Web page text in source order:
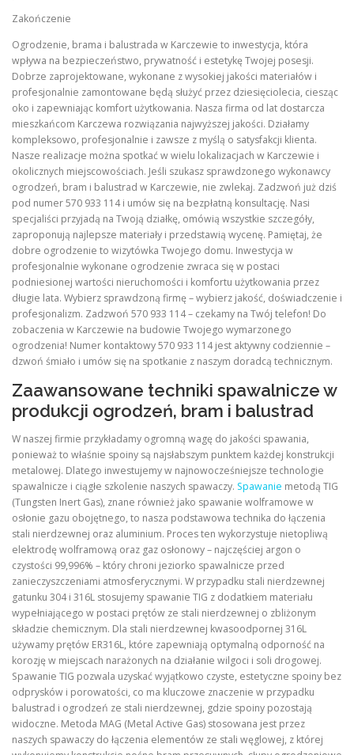
Zakończenie
Ogrodzenie, brama i balustrada w Karczewie to inwestycja, która
wpływa na bezpieczeństwo, prywatność i estetykę Twojej posesji.
Dobrze zaprojektowane, wykonane z wysokiej jakości materiałów i
profesjonalnie zamontowane będą służyć przez dziesięciolecia, ciesząc
oko i zapewniając komfort użytkowania. Nasza firma od lat dostarcza
mieszkańcom Karczewa rozwiązania najwyższej jakości. Działamy
kompleksowo, profesjonalnie i zawsze z myślą o satysfakcji klienta.
Nasze realizacje można spotkać w wielu lokalizacjach w Karczewie i
okolicznych miejscowościach. Jeśli szukasz sprawdzonego wykonawcy
ogrodzeń, bram i balustrad w Karczewie, nie zwlekaj. Zadzwoń już dziś
pod numer 570 933 114 i umów się na bezpłatną konsultację. Nasi
specjaliści przyjadą na Twoją działkę, omówią wszystkie szczegóły,
zaproponują najlepsze materiały i przedstawią wycenę. Pamiętaj, że
dobre ogrodzenie to wizytówka Twojego domu. Inwestycja w
profesjonalnie wykonane ogrodzenie zwraca się w postaci
podniesionej wartości nieruchomości i komfortu użytkowania przez
długie lata. Wybierz sprawdzoną firmę – wybierz jakość, doświadczenie i
profesjonalizm. Zadzwoń 570 933 114 – czekamy na Twój telefon! Do
zobaczenia w Karczewie na budowie Twojego wymarzonego
ogrodzenia! Numer kontaktowy 570 933 114 jest aktywny codziennie –
dzwoń śmiało i umów się na spotkanie z naszym doradcą technicznym.
Zaawansowane techniki spawalnicze w
produkcji ogrodzeń, bram i balustrad
W naszej firmie przykładamy ogromną wagę do jakości spawania,
ponieważ to właśnie spoiny są najsłabszym punktem każdej konstrukcji
metalowej. Dlatego inwestujemy w najnowocześniejsze technologie
spawalnicze i ciągłe szkolenie naszych spawaczy. Spawanie metodą TIG
(Tungsten Inert Gas), znane również jako spawanie wolframowe w
osłonie gazu obojętnego, to nasza podstawowa technika do łączenia
stali nierdzewnej oraz aluminium. Proces ten wykorzystuje nietopliwą
elektrodę wolframową oraz gaz osłonowy – najczęściej argon o
czystości 99,996% – który chroni jeziorko spawalnicze przed
zanieczyszczeniami atmosferycznymi. W przypadku stali nierdzewnej
gatunku 304 i 316L stosujemy spawanie TIG z dodatkiem materiału
wypełniającego w postaci prętów ze stali nierdzewnej o zbliżonym
składzie chemicznym. Dla stali nierdzewnej kwasoodpornej 316L
używamy prętów ER316L, które zapewniają optymalną odporność na
korozję w miejscach narażonych na działanie wilgoci i soli drogowej.
Spawanie TIG pozwala uzyskać wyjątkowo czyste, estetyczne spoiny bez
odprysków i porowatości, co ma kluczowe znaczenie w przypadku
balustrad i ogrodzeń ze stali nierdzewnej, gdzie spoiny pozostają
widoczne. Metoda MAG (Metal Active Gas) stosowana jest przez
naszych spawaczy do łączenia elementów ze stali węglowej, z której